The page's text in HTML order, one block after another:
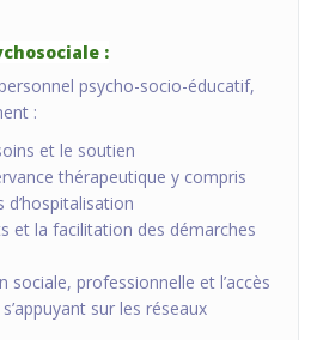
:
psycho-socio-éducatif,
:
et le soutien
thérapeutique y compris
et la facilitation des démarches
sociale, professionnelle et l’accès
sur les réseaux